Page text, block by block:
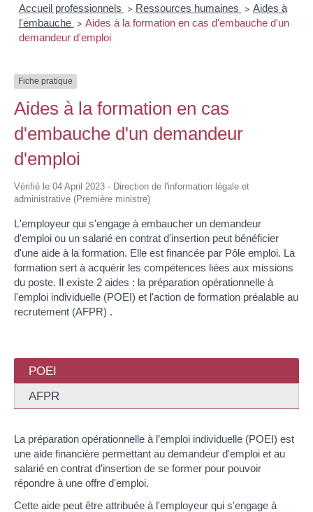
Accueil professionnels > Ressources humaines > Aides à
l'embauche > Aides à la formation en cas d'embauche d'un
demandeur d'emploi
Fiche pratique
Aides à la formation en cas
d'embauche d'un demandeur
d'emploi
Vérifié le 04 April 2023 - Direction de l'information légale et
administrative (Première ministre)
L'employeur qui s'engage à embaucher un demandeur
d'emploi ou un salarié en contrat d'insertion peut bénéficier
d'une aide à la formation. Elle est financée par Pôle emploi. La
formation sert à acquérir les compétences liées aux missions
du poste. Il existe 2 aides : la préparation opérationnelle à
l'emploi individuelle (POEI) et l'action de formation préalable au
recrutement (AFPR) .
POEI
AFPR
La préparation opérationnelle à l’emploi individuelle (POEI) est
une aide financière permettant au demandeur d'emploi et au
salarié en contrat d'insertion de se former pour pouvoir
répondre à une offre d'emploi.
Cette aide peut être attribuée à l'employeur qui s'engage à